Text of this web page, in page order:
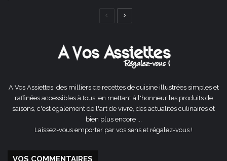
Page
A Vos Assiettes, des milliers de recettes de cuisine illustrées simples et
raffinées accessibles à tous, en mettant à l'honneur les produits de
saisons, c'est également de l'art de vivre, des actualités culinaires et
bien plus encore ...
Laissez-vous emporter par vos sens et régalez-vous !
VOS COMMENTAIRES